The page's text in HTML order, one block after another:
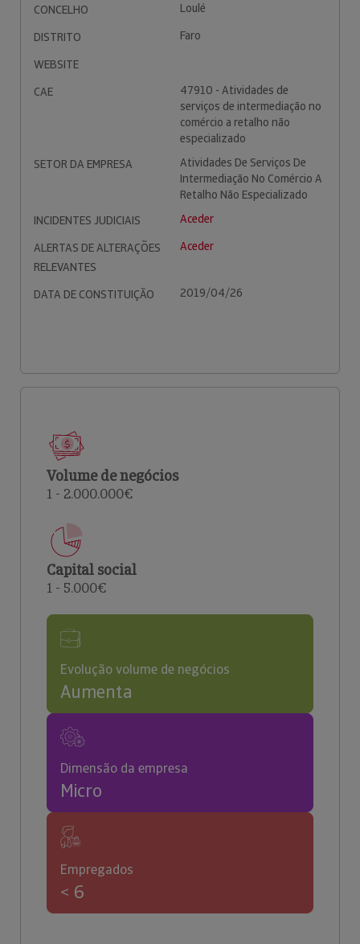
CONCELHO
Loulé
DISTRITO
Faro
WEBSITE
CAE
47910 - Atividades de
serviços de intermediação no
comércio a retalho não
especializado
SETOR DA EMPRESA
Atividades De Serviços De
Intermediação No Comércio A
Retalho Não Especializado
INCIDENTES JUDICIAIS
Aceder
ALERTAS DE ALTERAÇÕES
RELEVANTES
Aceder
DATA DE CONSTITUIÇÃO 2019/04/26
Volume de negócios
1 - 2.000.000€
Capital social
1 - 5.000€
Evolução volume de negócios
Aumenta
Dimensão da empresa
Micro
Empregados
< 6